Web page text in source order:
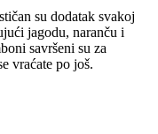
su dodatak svakoj
jagodu, naranču i
savršeni su za
vraćate po još.